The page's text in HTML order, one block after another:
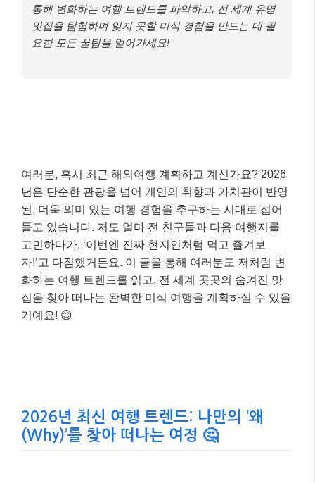
통해 변화하는 여행 트렌드를 파악하고, 전 세계 유명
맛집을 탐험하며 잊지 못할 미식 경험을 만드는 데 필
요한 모든 꿀팁을 얻어가세요!
여러분, 혹시 최근 해외여행 계획하고 계신가요? 2026
년은 단순한 관광을 넘어 개인의 취향과 가치관이 반영
된, 더욱 의미 있는 여행 경험을 추구하는 시대로 접어
들고 있습니다. 저도 얼마 전 친구들과 다음 여행지를
고민하다가, ‘이번엔 진짜 현지인처럼 먹고 즐겨보
자!’고 다짐했거든요. 이 글을 통해 여러분도 저처럼 변
화하는 여행 트렌드를 읽고, 전 세계 곳곳의 숨겨진 맛
집을 찾아 떠나는 완벽한 미식 여행을 계획하실 수 있을
거예요! 😊
2026년 최신 여행 트렌드: 나만의 ‘왜
(Why)’를 찾아 떠나는 여정 🤔